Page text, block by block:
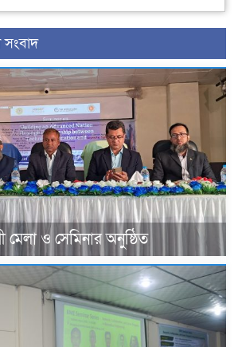
মেলা ও সেমিনার অনুষ্ঠিত